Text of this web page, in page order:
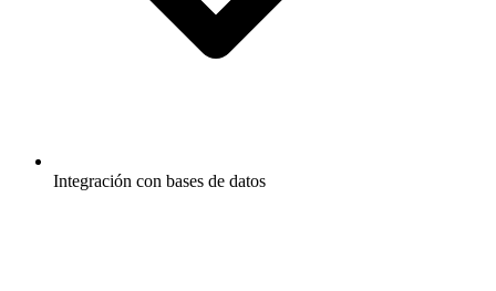
Integración con bases de datos